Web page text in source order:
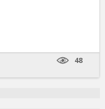
48